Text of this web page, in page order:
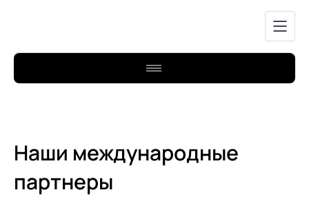
Наши международные
партнеры